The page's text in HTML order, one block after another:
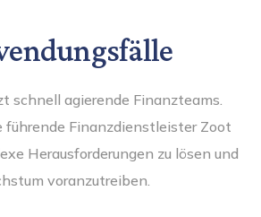
schnell agierende Finanzteams.
führende Finanzdienstleister Zoot
Herausforderungen zu lösen und
voranzutreiben.